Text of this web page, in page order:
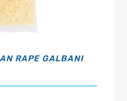
RAPE GALBANI